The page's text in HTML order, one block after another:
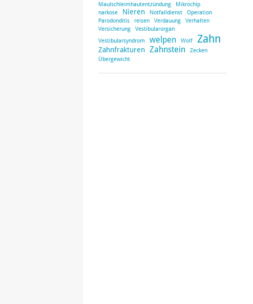
Maulschleimhautentzündung
Mikrochip
narkose
Nieren Notfalldienst
Operation
Parodonditis
reisen Verdauung
Verhalten
Versicherung
Vestibularorgan
Vestibularsyndrom
welpen Wolf Zahn
Zahnfrakturen Zahnstein
Zecken
Übergewicht